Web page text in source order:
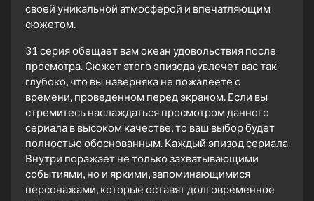
своей уникальной атмосферой и впечатляющим
сюжетом.
31 серия обещает вам океан удовольствия после
просмотра. Сюжет этого эпизода увлечет вас так
глубоко, что вы наверняка не пожалеете о
времени, проведенном перед экраном. Если вы
стремитесь наслаждаться просмотром данного
сериала в высоком качестве, то ваш выбор будет
полностью обоснованным. Каждый эпизод сериала
Внутри поражает не только захватывающими
событиями, но и яркими, запоминающимися
персонажами, которые оставят долговременное